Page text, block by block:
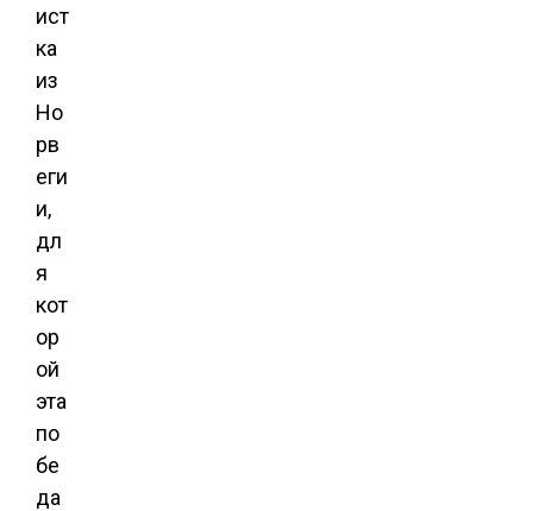
ист
ка
из
Но
рв
еги
и,
дл
я
кот
ор
ой
эта
по
бе
да